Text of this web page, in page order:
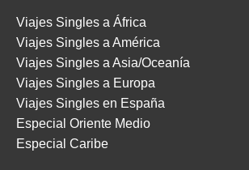
Viajes Singles a África
Viajes Singles a América
Viajes Singles a Asia/Oceanía
Viajes Singles a Europa
Viajes Singles en España
Especial Oriente Medio
Especial Caribe